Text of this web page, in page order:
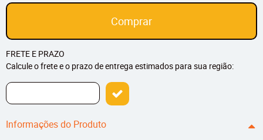
Comprar
FRETE E PRAZO
Calcule o frete e o prazo de entrega estimados para sua região:
Informações do Produto